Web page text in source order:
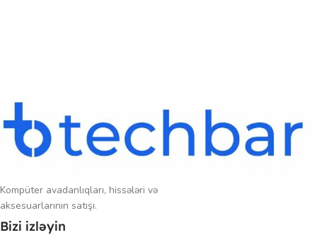
Kompüter avadanlıqları, hissələri və
aksesuarlarının satışı.
Bizi izləyin